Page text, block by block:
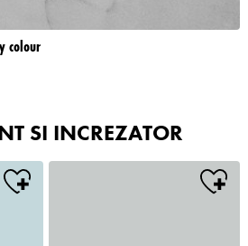
colour
SI INCREZATOR